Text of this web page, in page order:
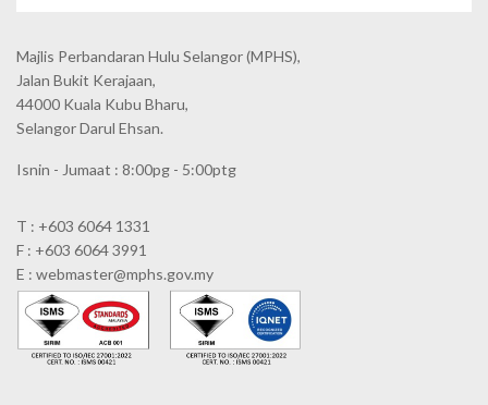
Majlis Perbandaran Hulu Selangor (MPHS),
Jalan Bukit Kerajaan,
44000 Kuala Kubu Bharu,
Selangor Darul Ehsan.
Isnin - Jumaat : 8:00pg - 5:00ptg
T : +603 6064 1331
F : +603 6064 3991
E : webmaster@mphs.gov.my